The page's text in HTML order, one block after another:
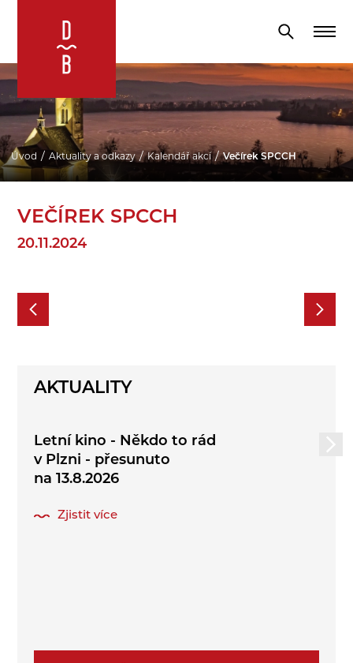
Úvod Aktuality a odkazy Kalendář akcí Večírek SPCCH
VEČÍREK SPCCH
20.11.2024
AKTUALITY
Letní kino - Někdo to rád
v Plzni - přesunuto
na 13.8.2026
Zjistit více